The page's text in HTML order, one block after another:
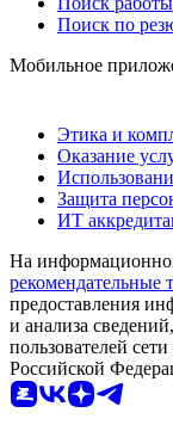
Поиск по
Мобильное
Этика и
Оказание
Защита
ИТ
На
рекомендательные
предоставления
и анализа
пользователей
Российской